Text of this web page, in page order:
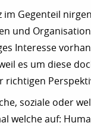
im Gegenteil
und
Interesse
es um diese
richtigen
soziale oder
welche auf: